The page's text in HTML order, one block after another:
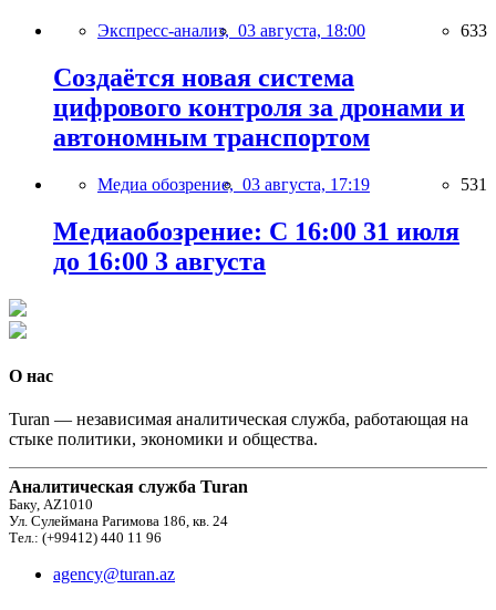
Экспресс-анализ, 03 августа, 18:00 633
Создаётся новая система
цифрового контроля за дронами и
автономным транспортом
Медиа обозрение, 03 августа, 17:19 531
Медиаобозрение: С 16:00 31 июля
до 16:00 3 августа
О нас
Turan — независимая аналитическая служба, работающая на
стыке политики, экономики и общества.
Аналитическая служба Turan
Баку, AZ1010
Ул. Сулеймана Рагимова 186, кв. 24
Тел.: (+99412) 440 11 96
agency@turan.az